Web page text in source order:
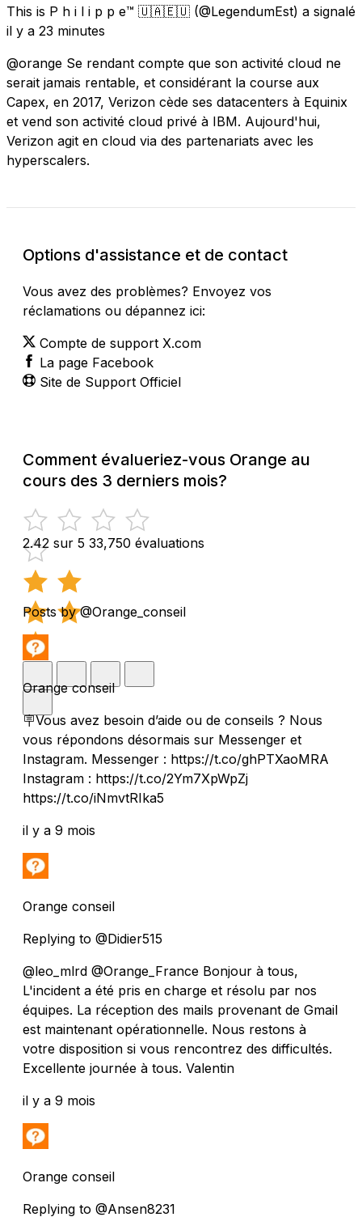
This is P h i l i p p e™️ 🇺🇦🇪🇺 (@LegendumEst) a signalé
il y a 23 minutes
@orange Se rendant compte que son activité cloud ne
serait jamais rentable, et considérant la course aux
Capex, en 2017, Verizon cède ses datacenters à Equinix
et vend son activité cloud privé à IBM. Aujourd'hui,
Verizon agit en cloud via des partenariats avec les
hyperscalers.
Options d'assistance et de contact
Vous avez des problèmes? Envoyez vos
réclamations ou dépannez ici:
Compte de support X.com
La page Facebook
Site de Support Officiel
Comment évalueriez-vous Orange au
cours des 3 derniers mois?
2.42 sur 5 33,750 évaluations
Posts by @Orange_conseil
Orange conseil
🪧Vous avez besoin d’aide ou de conseils ? Nous
vous répondons désormais sur Messenger et
Instagram. Messenger : https://t.co/ghPTXaoMRA
Instagram : https://t.co/2Ym7XpWpZj
https://t.co/iNmvtRIka5
il y a 9 mois
Orange conseil
Replying to @Didier515
@leo_mlrd @Orange_France Bonjour à tous,
L'incident a été pris en charge et résolu par nos
équipes. La réception des mails provenant de Gmail
est maintenant opérationnelle. Nous restons à
votre disposition si vous rencontrez des difficultés.
Excellente journée à tous. Valentin
il y a 9 mois
Orange conseil
Replying to @Ansen8231